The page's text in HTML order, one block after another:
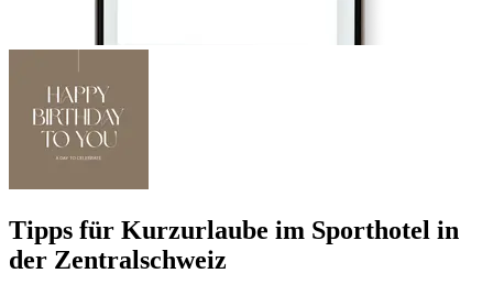
Tipps für Kurzurlaube im Sporthotel in
der Zentralschweiz